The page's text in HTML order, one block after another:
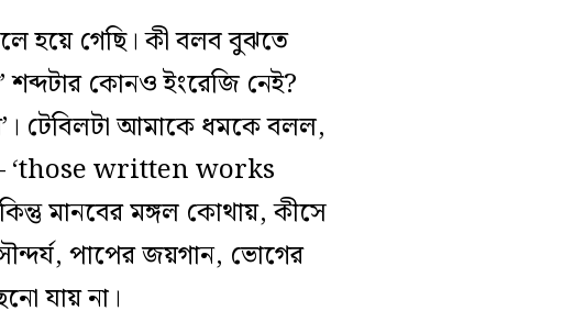
হয়ে গেছি। কী বলব বুঝতে
শব্দটার কোনও ইংরেজি নেই?
টেবিলটা আমাকে ধমকে বলল,
‘those written works
মঙ্গল কোথায়, কীসে
পাপের জয়গান, ভোগের
যায় না।